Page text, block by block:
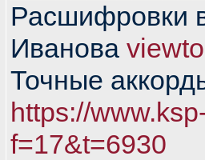
Расшифровки
Иванова
Точные
https://
f=17&t=6930